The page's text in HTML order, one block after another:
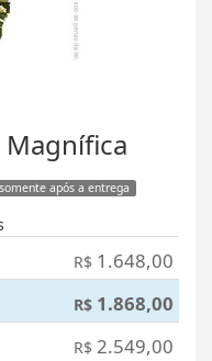
Magnífica
após a entrega
R$ 1.648,00
R$ 1.868,00
R$ 2.549,00